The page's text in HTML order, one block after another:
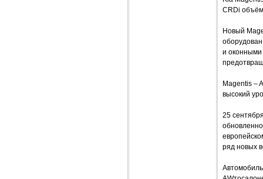
CRDi
Новый
и оконными
Magentis –
высокий
25
ряд новых